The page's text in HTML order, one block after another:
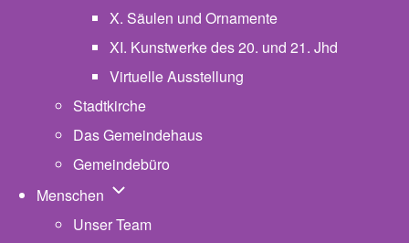
X. Säulen und Ornamente
XI. Kunstwerke des 20. und 21. Jhd
Virtuelle Ausstellung
Stadtkirche
Das Gemeindehaus
Gemeindebüro
Menschen Unternavigation von Menschen
Unser Team